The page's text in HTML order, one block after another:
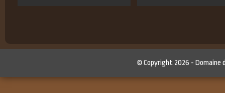
© Copyright 2026 -Domaine